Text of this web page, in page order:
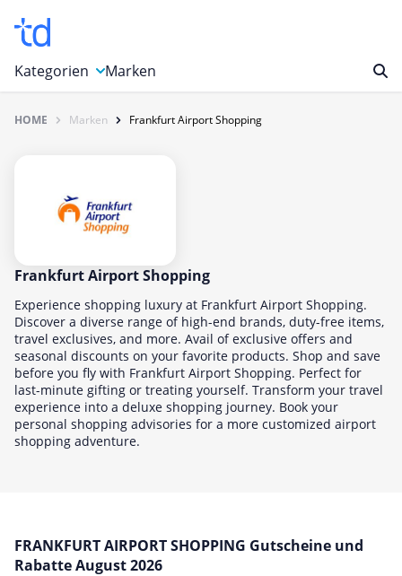
Kategorien
Auto, Motorrad & Werkzeuge
Computer & Elektronik
Entertainment & Media
Essen & Trinken
Foto, Druck & Büro
Gaming & Spielzeug
Garten, Haushalt & Tiere
Gesundheit & Beauty
Mobilfunk & Internet
Mode & Accessoires
Urlaub & Reise
Marken
HOME Marken Frankfurt Airport Shopping
Frankfurt Airport Shopping
Experience shopping luxury at Frankfurt Airport Shopping.
Discover a diverse range of high-end brands, duty-free items,
travel exclusives, and more. Avail of exclusive offers and
seasonal discounts on your favorite products. Shop and save
before you fly with Frankfurt Airport Shopping. Perfect for
last-minute gifting or treating yourself. Transform your travel
experience into a deluxe shopping journey. Book your
personal shopping advisories for a more customized airport
shopping adventure.
FRANKFURT AIRPORT SHOPPING Gutscheine und
Rabatte August 2026